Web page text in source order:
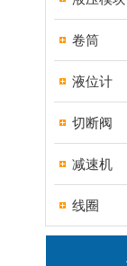
卷筒
液位计
切断阀
减速机
线圈